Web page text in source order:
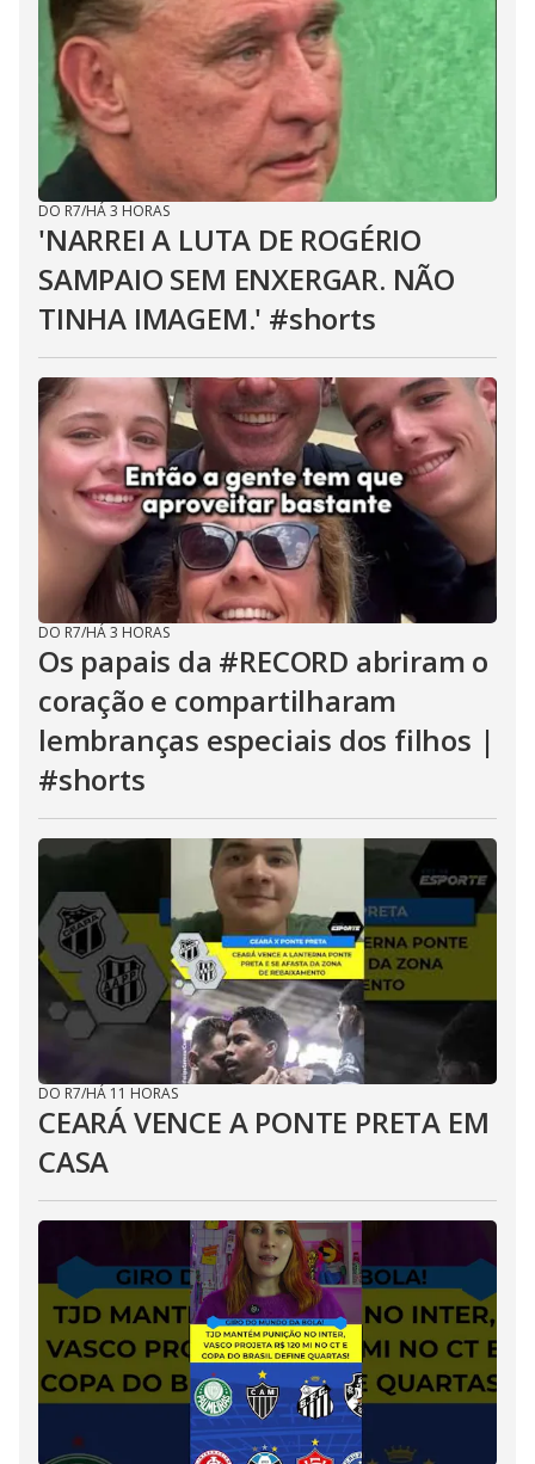
DO R7/HÁ 3 HORAS
'NARREI A LUTA DE ROGÉRIO
SAMPAIO SEM ENXERGAR. NÃO
TINHA IMAGEM.' #shorts
DO R7/HÁ 3 HORAS
Os papais da #RECORD abriram o
coração e compartilharam
lembranças especiais dos filhos |
#shorts
DO R7/HÁ 11 HORAS
CEARÁ VENCE A PONTE PRETA EM
CASA